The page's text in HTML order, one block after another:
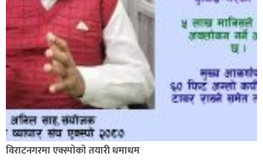
विराटनगरमा एक्स्पाेकाे तयारी धमाधम